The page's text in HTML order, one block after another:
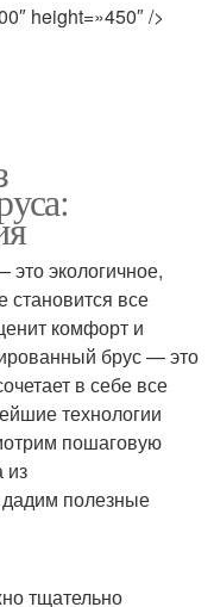
height=»450″ />
экологичное,
становится все
комфорт и
брус — это
в себе все
технологии
пошаговую
из
полезные
тщательно